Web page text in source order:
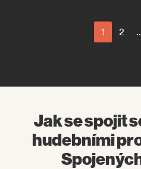
1 2
Jak se spojit
hudebními